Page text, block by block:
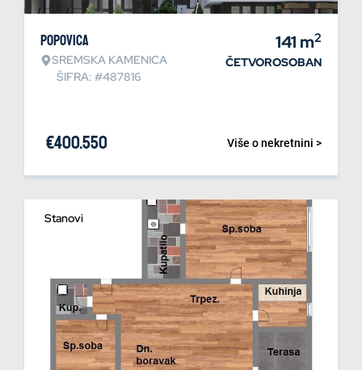
Popovica
SREMSKA KAMENICA
ŠIFRA: #487816
141 m2
ČETVOROSOBAN
Više o nekretnini >
€400.550
Stanovi